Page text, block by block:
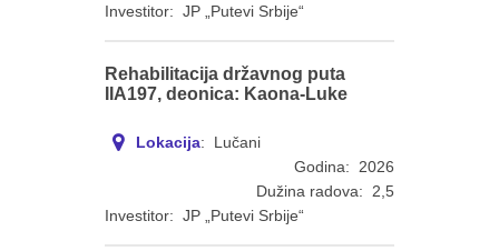
Investitor: JP „Putevi Srbije“
Rehabilitacija državnog puta
IIA197, deonica: Kaona-Luke
Lokacija: Lučani
Godina: 2026
Dužina radova: 2,5
Investitor: JP „Putevi Srbije“